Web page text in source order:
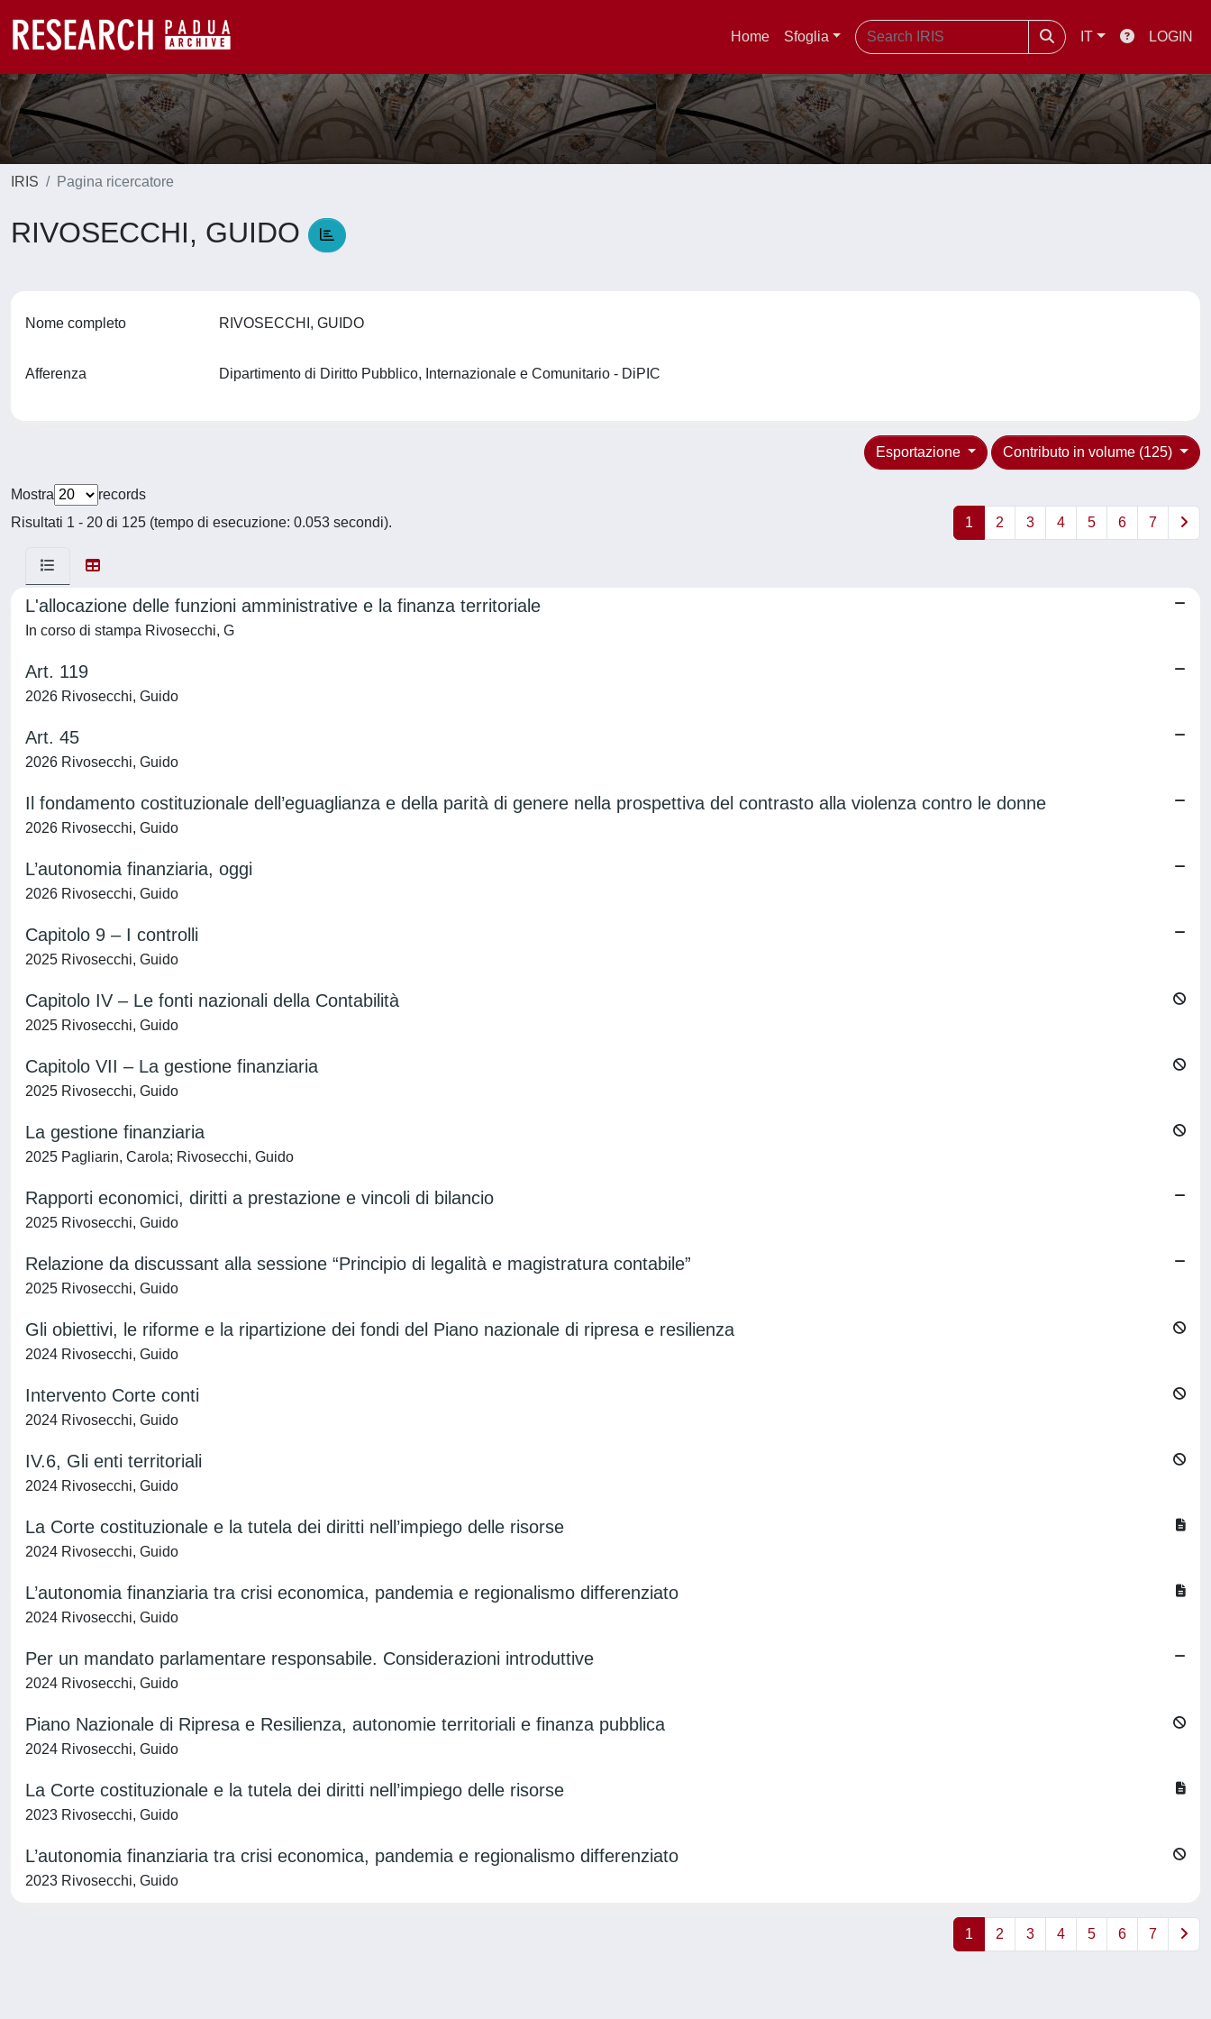
Home Sfoglia IT LOGIN
IRIS Pagina ricercatore
RIVOSECCHI, GUIDO
Nome completo RIVOSECCHI, GUIDO
Afferenza Dipartimento di Diritto Pubblico, Internazionale e Comunitario - DiPIC
Contributo in volume (125)
Esportazione
Mostra
records
Risultati 1 - 20 di 125 (tempo di esecuzione: 0.053 secondi).
1 2 3 4 5 6 7
L'allocazione delle funzioni amministrative e la finanza territoriale
In corso di stampa Rivosecchi, G
Art. 119
2026 Rivosecchi, Guido
Art. 45
2026 Rivosecchi, Guido
Il fondamento costituzionale dell’eguaglianza e della parità di genere nella prospettiva del contrasto alla violenza contro le donne
2026 Rivosecchi, Guido
L’autonomia finanziaria, oggi
2026 Rivosecchi, Guido
Capitolo 9 – I controlli
2025 Rivosecchi, Guido
Capitolo IV – Le fonti nazionali della Contabilità
2025 Rivosecchi, Guido
Capitolo VII – La gestione finanziaria
2025 Rivosecchi, Guido
La gestione finanziaria
2025 Pagliarin, Carola; Rivosecchi, Guido
Rapporti economici, diritti a prestazione e vincoli di bilancio
2025 Rivosecchi, Guido
Relazione da discussant alla sessione “Principio di legalità e magistratura contabile”
2025 Rivosecchi, Guido
Gli obiettivi, le riforme e la ripartizione dei fondi del Piano nazionale di ripresa e resilienza
2024 Rivosecchi, Guido
Intervento Corte conti
2024 Rivosecchi, Guido
IV.6, Gli enti territoriali
2024 Rivosecchi, Guido
La Corte costituzionale e la tutela dei diritti nell’impiego delle risorse
2024 Rivosecchi, Guido
L’autonomia finanziaria tra crisi economica, pandemia e regionalismo differenziato
2024 Rivosecchi, Guido
Per un mandato parlamentare responsabile. Considerazioni introduttive
2024 Rivosecchi, Guido
Piano Nazionale di Ripresa e Resilienza, autonomie territoriali e finanza pubblica
2024 Rivosecchi, Guido
La Corte costituzionale e la tutela dei diritti nell’impiego delle risorse
2023 Rivosecchi, Guido
L’autonomia finanziaria tra crisi economica, pandemia e regionalismo differenziato
2023 Rivosecchi, Guido
1 2 3 4 5 6 7